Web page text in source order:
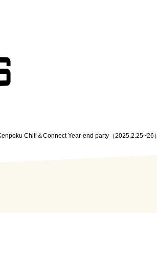
Chill＆Connect Year-end party（2025.2.25~26）